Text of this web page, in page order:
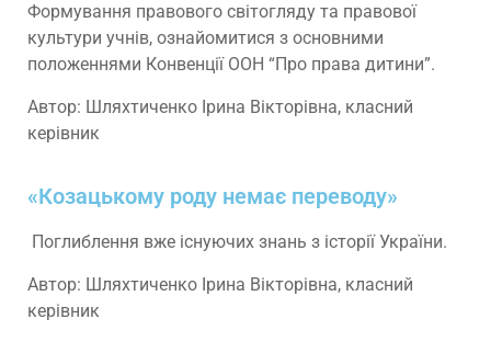
Формування правового світогляду та правової
культури учнів, ознайомитися з основними
положеннями Конвенції ООН “Про права дитини”.
Автор: Шляхтиченко Ірина Вікторівна, класний
керівник
«Козацькому роду немає переводу»
Поглиблення вже існуючих знань з історії України.
Автор: Шляхтиченко Ірина Вікторівна, класний
керівник